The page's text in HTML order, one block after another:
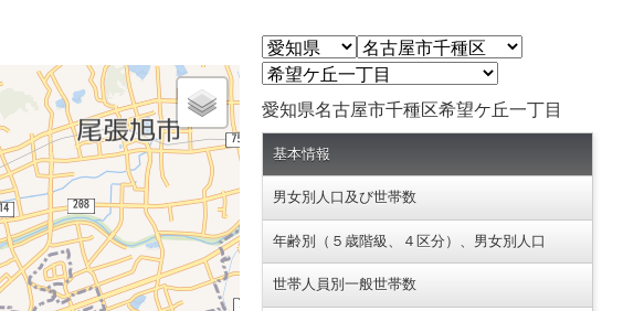
愛知県名古屋市千種区希望ケ丘一丁目
基本情報
男女別人口及び世帯数
年齢別（５歳階級、４区分）、男女別人口
世帯人員別一般世帯数